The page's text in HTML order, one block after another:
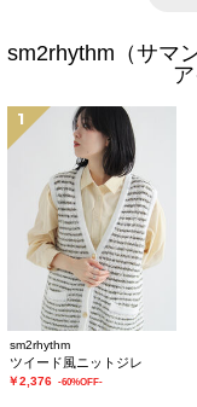
sm2rhythm（サマ
1
sm2rhythm
ツイード風ニットジレ
￥2,376 -60%OFF-